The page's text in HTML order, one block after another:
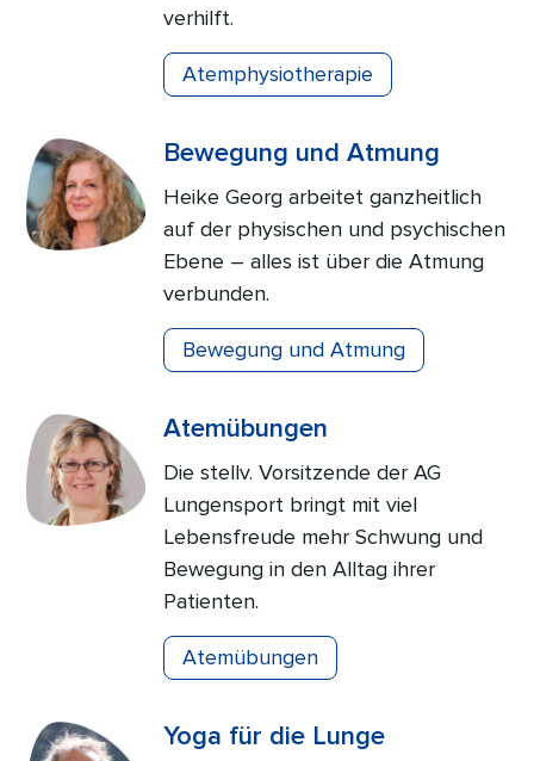
verhilft.
Atemphysiotherapie
Bewegung und Atmung
Heike Georg arbeitet ganzheitlich
auf der physischen und psychischen
Ebene – alles ist über die Atmung
verbunden.
Bewegung und Atmung
Atemübungen
Die stellv. Vorsitzende der AG
Lungensport bringt mit viel
Lebensfreude mehr Schwung und
Bewegung in den Alltag ihrer
Patienten.
Atemübungen
Yoga für die Lunge